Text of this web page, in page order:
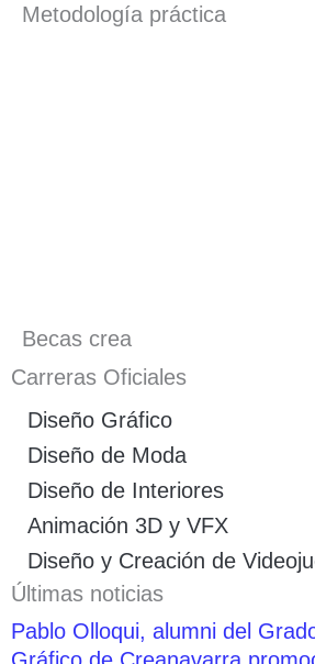
Metodología práctica
Becas crea
Carreras Oficiales
Diseño Gráfico
Diseño de Moda
Diseño de Interiores
Animación 3D y VFX
Diseño y Creación de
Últimas noticias
Pablo Olloqui, alumni del